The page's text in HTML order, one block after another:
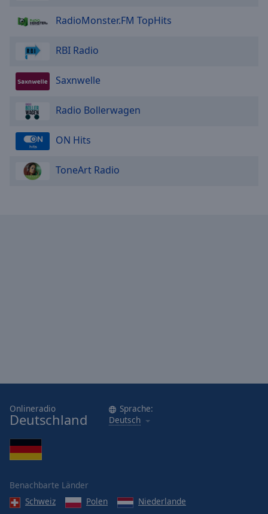
Close
Dialog
dialog
RadioMonster.FM TopHits
RBI Radio
Saxnwelle
Radio Bollerwagen
ON Hits
ToneArt Radio
Onlineradio
Deutschland
Sprache:
Deutsch
Benachbarte Länder
Schweiz
Polen
Niederlande